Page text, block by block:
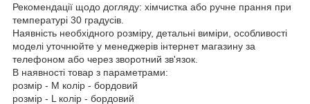
Рекомендації щодо догляду: хімчистка або ручне прання при
температурі 30 градусів.
Наявність необхідного розміру, детальні виміри, особливості
моделі уточнюйте у менеджерів інтернет магазину за
телефоном або через зворотний зв'язок.
В наявності товар з параметрами:
розмір - M колір - бордовий
розмір - L колір - бордовий